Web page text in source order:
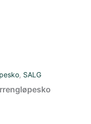
, SALG